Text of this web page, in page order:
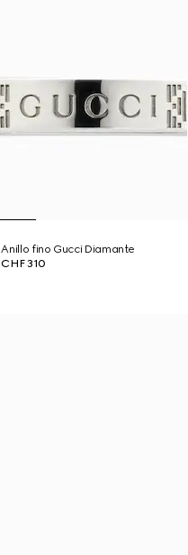
Anillo fino Gucci Diamante
CHF 310